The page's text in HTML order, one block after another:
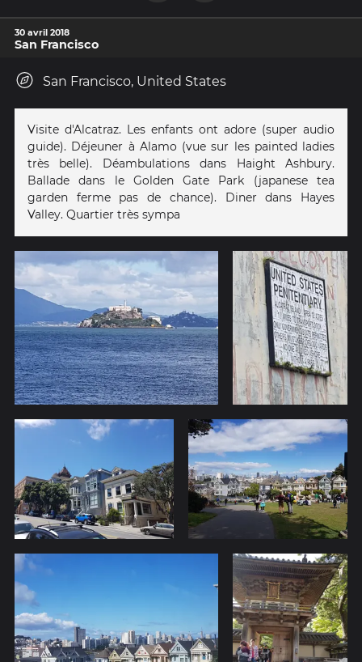
30 avril 2018
San Francisco
San Francisco, United States
Visite d'Alcatraz. Les enfants ont adore (super audio
guide). Déjeuner à Alamo (vue sur les painted ladies
très belle). Déambulations dans Haight Ashbury.
Ballade dans le Golden Gate Park (japanese tea
garden ferme pas de chance). Diner dans Hayes
Valley. Quartier très sympa